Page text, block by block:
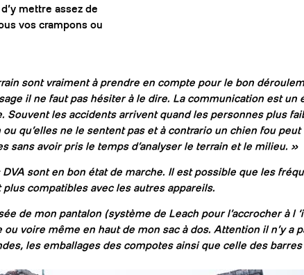
mettre assez de
vos crampons ou
sont vraiment à prendre en compte pour le bon
il ne faut pas hésiter à le dire. La communication est un
Souvent les accidents arrivent quand les personnes plus
qu’elles ne le sentent pas et à contrario un chien fou peut
sans avoir pris le temps d’analyser le terrain et le milieu. »
sont en bon état de marche. Il est possible que les
compatibles avec les autres appareils.
de mon pantalon (système de Leach pour l’accrocher à l
voire même en haut de mon sac à dos. Attention il n’y a
les emballages des compotes ainsi que celle des